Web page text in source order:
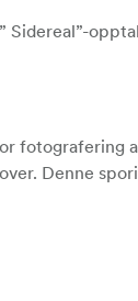
fotografering
Denne